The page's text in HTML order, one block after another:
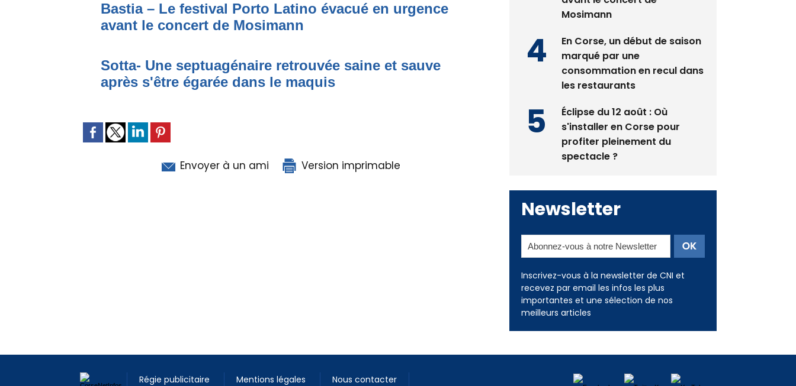
Bastia – Le festival Porto Latino évacué en urgence
avant le concert de Mosimann
Sotta- Une septuagénaire retrouvée saine et sauve
après s'être égarée dans le maquis
Envoyer à un ami Version imprimable
Latino évacué en urgence
Mosimann
En Corse, un début de saison
marqué par une
les restaurants
Éclipse du 12 août : Où
s'installer en Corse pour
Newsletter
Inscrivez-vous à la newsletter de CNI et
recevez par email les infos les plus
importantes et une sélection de nos